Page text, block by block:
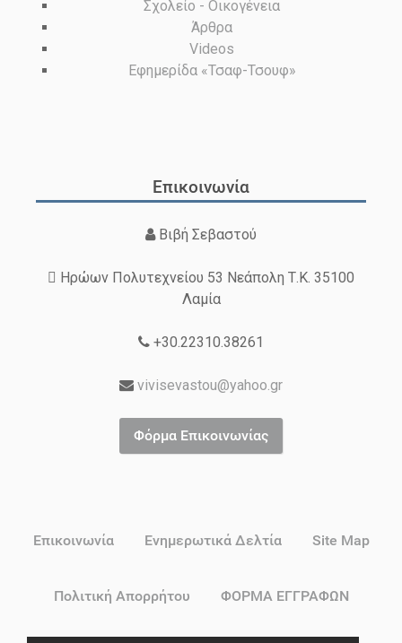
Σχολείο - Οικογένεια
Άρθρα
Videos
Εφημερίδα «Τσαφ-Τσουφ»
Επικοινωνία
Βιβή Σεβαστού
Ηρώων Πολυτεχνείου 53 Νεάπολη Τ.Κ. 35100
Λαμία
+30.22310.38261
vivisevastou@yahoo.gr
Φόρμα Επικοινωνίας
Επικοινωνία Ενημερωτικά Δελτία Site Map
Πολιτική Απορρήτου ΦΟΡΜΑ ΕΓΓΡΑΦΩΝ